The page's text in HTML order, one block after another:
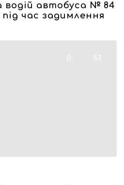
водій автобуса № 84
час задимлення
0 61